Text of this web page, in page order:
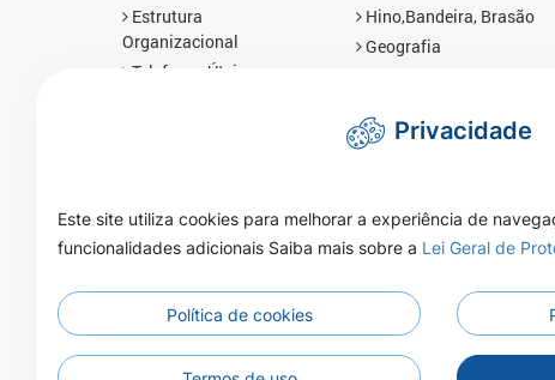
Estrutura
Organizacional
Telefones Úteis
Notícias
Galeria de Vídeos
Galeria de Fotos
Hino,Bandeira, Brasão
Geografia
Redes Sociais
Privacidade
Este site utiliza cookies para melhorar a experiência de
funcionalidades adicionais Saiba mais sobre a Lei Geral de
Política de cookies